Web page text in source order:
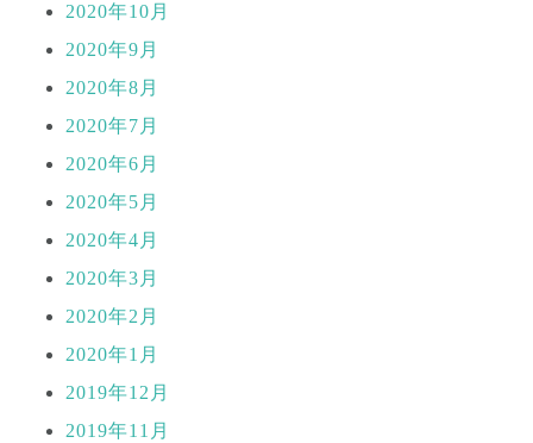
2020年10月
2020年9月
2020年8月
2020年7月
2020年6月
2020年5月
2020年4月
2020年3月
2020年2月
2020年1月
2019年12月
2019年11月